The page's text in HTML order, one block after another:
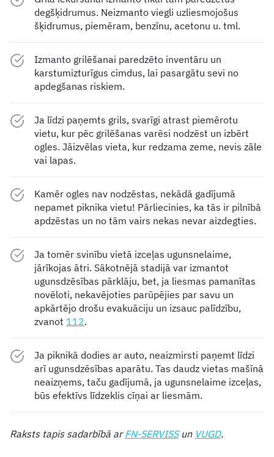
degšķidrumus. Neizmanto viegli uzliesmojošus
šķidrumus, piemēram, benzīnu, acetonu u. tml.
Izmanto grilēšanai paredzēto inventāru un
karstumizturīgus cimdus, lai pasargātu sevi no
apdegšanas riskiem.
Ja līdzi paņemts grils, svarīgi atrast piemērotu
vietu, kur pēc grilēšanas varēsi nodzēst un izbērt
ogles. Jāizvēlas vieta, kur redzama zeme, nevis zāle
vai lapas.
Kamēr ogles nav nodzēstas, nekādā gadījumā
nepamet piknika vietu! Pārliecinies, ka tās ir pilnībā
apdzēstas un no tām vairs nekas nevar aizdegties.
Ja tomēr svinību vietā izceļas ugunsnelaime,
jārīkojas ātri. Sākotnējā stadijā var izmantot
ugunsdzēsības pārklāju, bet, ja liesmas pamanītas
novēloti, nekavējoties parūpējies par savu un
apkārtējo drošu evakuāciju un izsauc palīdzību,
zvanot 112.
Ja piknikā dodies ar auto, neaizmirsti paņemt līdzi
arī ugunsdzēsības aparātu. Tas daudz vietas mašīnā
neaizņems, taču gadījumā, ja ugunsnelaime izceļas,
būs efektīvs līdzeklis cīņai ar liesmām.
Raksts tapis sadarbībā arFN-SERVISSun VUGD.